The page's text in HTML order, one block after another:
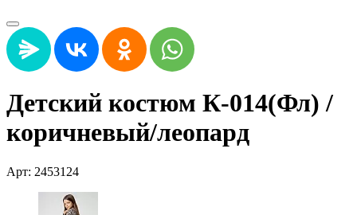
Детский костюм К-014(Фл) /
коричневый/леопард
Арт: 2453124